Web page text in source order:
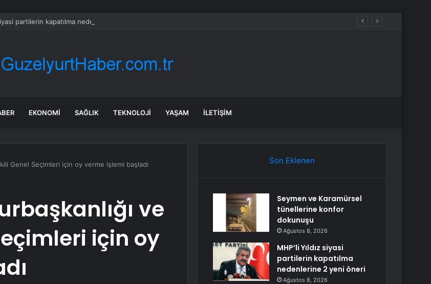
partilerin kapatılma nedenlerine 2 yeni öneri
EKONOMI SAĞLIK TEKNOLOJI YAŞAM İLETIŞIM
Genel Seçimleri için oy verme işlemi başladı
ve
için oy
Son Eklenen
Seymen ve Karamürsel
tünellerine konfor
dokunuşu
Ağustos 8, 2026
MHP’li Yıldız siyasi
partilerin kapatılma
nedenlerine 2 yeni öneri
Ağustos 8, 2026